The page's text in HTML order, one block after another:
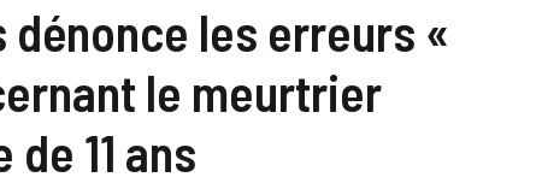
les erreurs «
le meurtrier
11 ans